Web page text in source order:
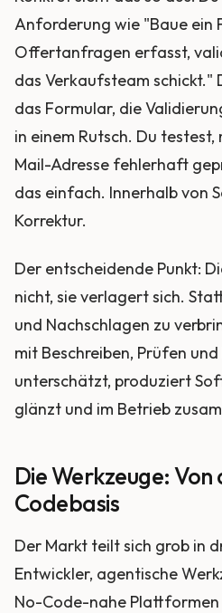
Anforderung wie "Baue ein
Offertanfragen erfasst,
das Verkaufsteam schickt."
das Formular, die
in einem Rutsch. Du testest,
Mail-Adresse fehlerhaft
das einfach. Innerhalb von
Korrektur.
Der entscheidende Punkt:
nicht, sie verlagert sich.
und Nachschlagen zu
mit Beschreiben, Prüfen
unterschätzt, produziert
glänzt und im Betrieb
Die Werkzeuge:
Codebasis
Der Markt teilt sich grob in
Entwickler, agentische
No-Code-nahe